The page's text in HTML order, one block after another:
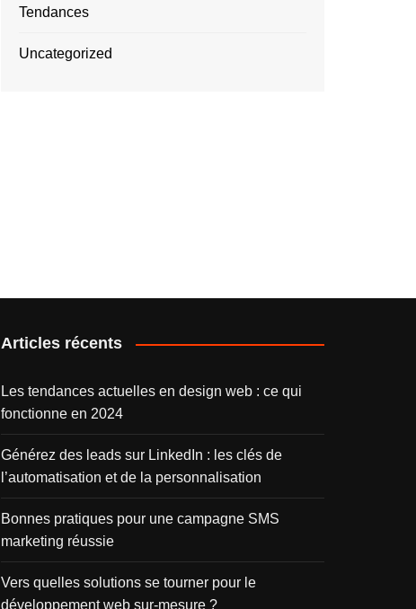
Tendances
Uncategorized
Articles récents
Les tendances actuelles en design web : ce qui
fonctionne en 2024
Générez des leads sur LinkedIn : les clés de
l’automatisation et de la personnalisation
Bonnes pratiques pour une campagne SMS
marketing réussie
Vers quelles solutions se tourner pour le
développement web sur-mesure ?